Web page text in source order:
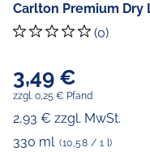
Carlton Premium Dry
(0)
3,49 €
zzgl. 0,25 € Pfand
2,93 € zzgl. MwSt.
330 ml (10,58 / 1 l)